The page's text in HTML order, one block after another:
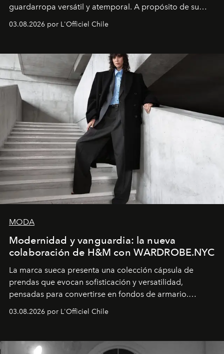
guardarropa versátil y atemporal. A propósito de su
lanzamiento, los fundadores de la firma neoyorquina y
la asesora creativa y jefa de diseño global de la marca
y la filosofía detrás de la propuesta.
03.08.2026 por L'Officiel Chile
MODA
Modernidad y vanguardia: la nueva
colaboración de H&M con WARDROBE.NYC
La marca sueca presenta una colección cápsula de
prendas que evocan sofisticación y versatilidad,
pensadas para convertirse en fondos de armario.
Disponible en Chile desde el 6 de agosto.
03.08.2026 por L'Officiel Chile